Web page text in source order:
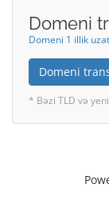
Domeni
Domeni 1 illik
Domeni
* Bəzi TLD və